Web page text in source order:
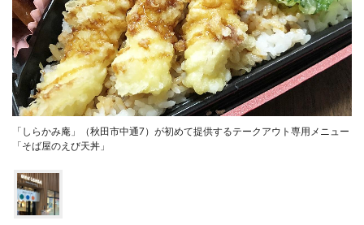
「しらかみ庵」（秋田市中通7）が初めて提供するテークアウト専用メニュー
「そば屋のえび天丼」